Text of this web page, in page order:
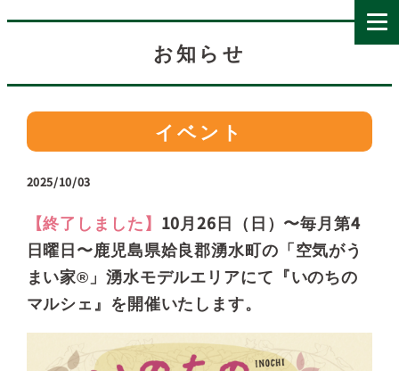
お知らせ
イベント
2025/10/03
【終了しました】 10月26日（日）〜毎月第4
日曜日〜鹿児島県姶良郡湧水町の「空気がう
まい家®」湧水モデルエリアにて『いのちの
マルシェ』を開催いたします。